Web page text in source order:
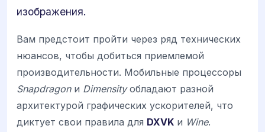
изображения.
Вам предстоит пройти через ряд технических
нюансов, чтобы добиться приемлемой
производительности. Мобильные процессоры
Snapdragonи Dimensityобладают разной
архитектурой графических ускорителей, что
диктует свои правила для DXVK и Wine.